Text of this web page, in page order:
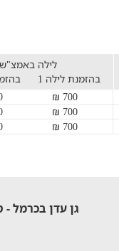
לילה באמצ"ש
בהזמנת לילה 1
בהזמנת
700 ₪
700 ₪
700 ₪
גן עדן בכרמל -